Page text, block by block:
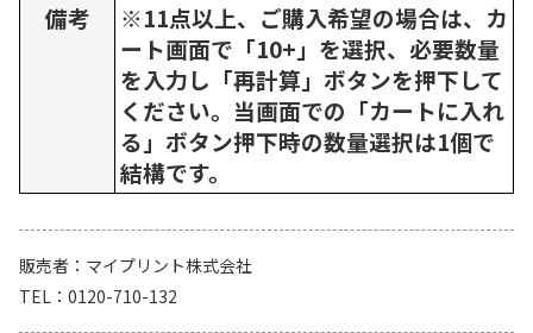
備考
※11点以上、ご購入希望の場合は、カ
ート画面で「10+」を選択、必要数量
を入力し「再計算」ボタンを押下して
ください。当画面での「カートに入れ
る」ボタン押下時の数量選択は1個で
結構です。
販売者
マイプリント株式会社
TEL
0120-710-132